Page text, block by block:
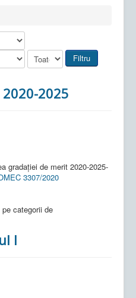
Filtru
2025
gradației de merit 2020-2025-
3307/2020
categorii de
I